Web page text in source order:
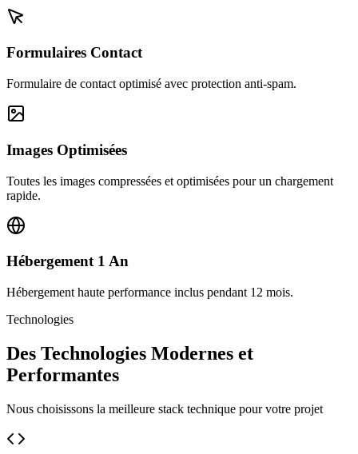
Formulaires Contact
Formulaire de contact optimisé avec protection anti-spam.
Images Optimisées
Toutes les images compressées et optimisées pour un chargement
rapide.
Hébergement 1 An
Hébergement haute performance inclus pendant 12 mois.
Technologies
Des Technologies Modernes et
Performantes
Nous choisissons la meilleure stack technique pour votre projet